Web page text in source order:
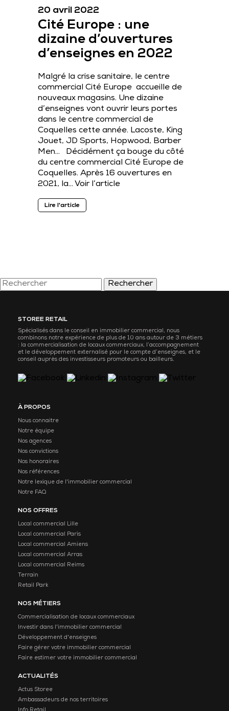
20 avril 2022
Cité Europe : une
dizaine d’ouvertures
d’enseignes en 2022
Malgré la crise sanitaire, le centre
commercial Cité Europe accueille de
nouveaux magasins. Une dizaine
d’enseignes vont ouvrir leurs portes
dans le centre commercial de
Coquelles cette année. Lacoste, King
Jouet, JD Sports, Hopwood, Barber
Men… Décidément ça bouge du côté
du centre commercial Cité Europe de
Coquelles. Après 16 ouvertures en
2021, la… Voir l’article
Lire l'article
Rechercher
STOREE RETAIL
Spécialisés dans le conseil en immobilier commercial, nous
combinons notre expérience de plus de 10 ans autour de 3 métiers
: la commercialisation de locaux commerciaux, l’accompagnement
et le développement externalisé pour le compte d’enseignes, et le
conseil auprès des investisseurs promoteurs ou bailleurs.
À PROPOS
Nous connaitre
Notre équipe
Nos agences
Nos convictions
Nos honoraires
Nos références
Notre lexique de l'immobilier commercial
Notre FAQ
NOS OFFRES
Local commercial Lille
Local commercial Paris
Local commercial Amiens
Local commercial Arras
Local commercial Reims
Terrain
Retail Park
NOS MÉTIERS
Commercialisation de locaux commerciaux
Investir dans l'immobilier commercial
Développement d'enseignes
Faire gérer votre immobilier commercial
Faire estimer votre immobilier commercial
ACTUALITÉS
Actus Storee
Ambassadeurs de nos territoires